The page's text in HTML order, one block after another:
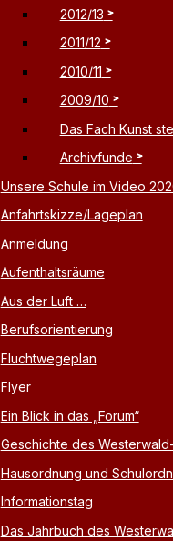
2012/13
2011/12
2010/11
2009/10
Das Fach Kunst
Archivfunde
Unsere Schule im Video
Anfahrtskizze/Lageplan
Anmeldung
Aufenthaltsräume
Aus der Luft …
Berufsorientierung
Fluchtwegeplan
Flyer
Ein Blick in das „Forum“
Geschichte des
Hausordnung und
Informationstag
Das Jahrbuch des